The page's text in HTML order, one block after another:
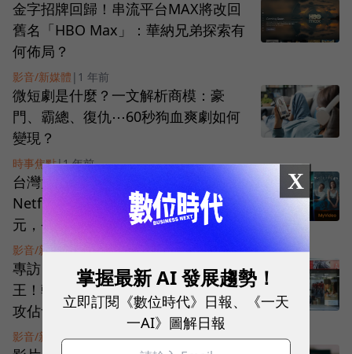
金字招牌回歸！串流平台MAX將改回
舊名「HBO Max」：華納兄弟探索有
何佈局？
影音/新媒體 | 1 年前
微短劇是什麼？一文解析商模：豪
門、霸總、復仇⋯60秒狗血爽劇如何
變現？
時事焦點|1 年前
台灣大哥大影音多享組來了！
Netflix、Max…5大平台訂閱僅699
元，省錢方案一次看
影音/新媒體|1 年前
專訪｜遠傳friDay影音穩坐本土訂閱
王！韓綜、韓劇⋯成流量密碼，如何
攻佔會員眼球？
影音/新媒體|1 年前
X
掌握最新 AI 發展趨勢！
立即訂閱《數位時代》日報、《一天
一AI》圖解日報